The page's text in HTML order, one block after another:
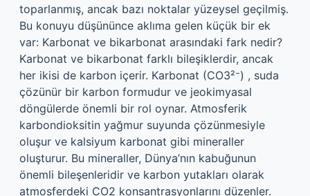
toparlanmış, ancak bazı noktalar yüzeysel geçilmiş.
Bu konuyu düşününce aklıma gelen küçük bir ek
var: Karbonat ve bikarbonat arasındaki fark nedir?
Karbonat ve bikarbonat farklı bileşiklerdir, ancak
her ikisi de karbon içerir. Karbonat (CO3²⁻) , suda
çözünür bir karbon formudur ve jeokimyasal
döngülerde önemli bir rol oynar. Atmosferik
karbondioksitin yağmur suyunda çözünmesiyle
oluşur ve kalsiyum karbonat gibi mineraller
oluşturur. Bu mineraller, Dünya’nın kabuğunun
önemli bileşenleridir ve karbon yutakları olarak
atmosferdeki CO2 konsantrasyonlarını düzenler.